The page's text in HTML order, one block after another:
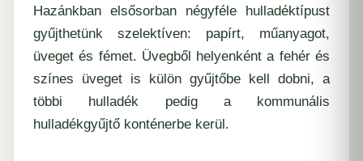
Hazánkban elsősorban négyféle hulladéktípust
gyűjthetünk szelektíven: papírt, műanyagot,
üveget és fémet. Üvegből helyenként a fehér és
színes üveget is külön gyűjtőbe kell dobni, a
többi hulladék pedig a kommunális
hulladékgyűjtő konténerbe kerül.